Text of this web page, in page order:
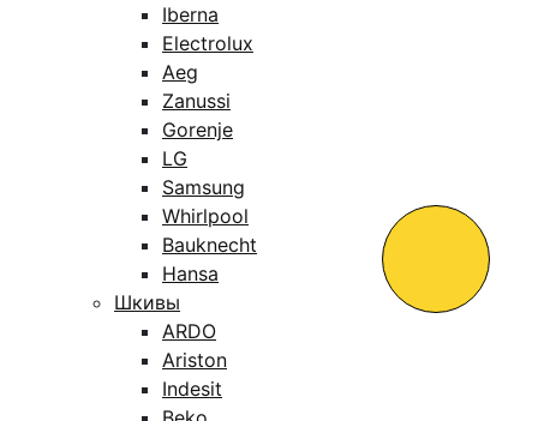
Iberna
Electrolux
Aeg
Zanussi
Gorenje
LG
Samsung
Whirlpool
Bauknecht
Hansa
Шкивы
ARDO
Ariston
Indesit